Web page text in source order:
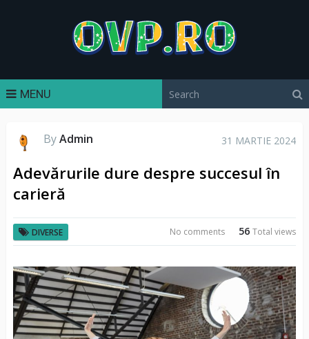
MENU
ByAdmin 31 MARTIE 2024
Adevărurile dure despre succesul în
carieră
DIVERSE 56Total views
No comments